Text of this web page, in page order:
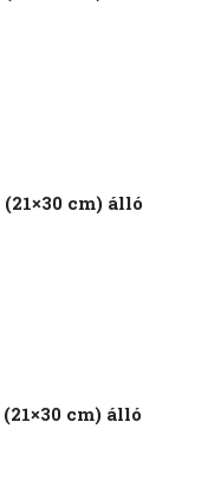
cm) álló
cm) álló